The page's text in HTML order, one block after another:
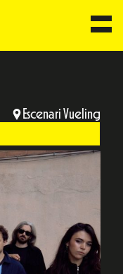
Escenari Vueling